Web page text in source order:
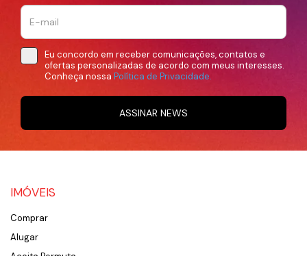
Eu concordo em receber comunicações, contatos e
ofertas personalizadas de acordo com meus interesses.
Conheça nossa Política de Privacidade.
ASSINAR NEWS
IMÓVEIS
Comprar
Alugar